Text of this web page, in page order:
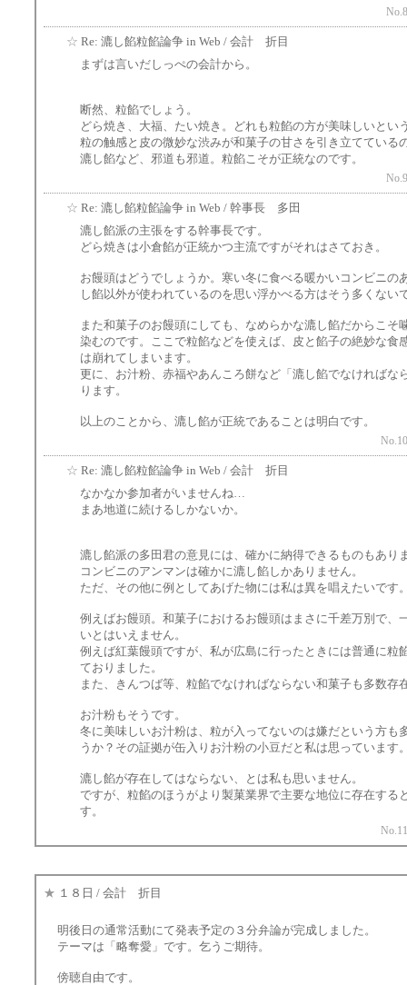
☆ Re: 漉し餡粒餡論争 in Web / 会計 折目
まずは言いだしっぺの会計から。
断然、粒餡でしょう。
どら焼き、大福、たい焼き。どれも粒餡の方が美味しいとい
粒の触感と皮の微妙な渋みが和菓子の甘さを引き立てている
漉し餡など、邪道も邪道。粒餡こそが正統なのです。
☆ Re: 漉し餡粒餡論争 in Web / 幹事長 多田
漉し餡派の主張をする幹事長です。
どら焼きは小倉餡が正統かつ主流ですがそれはさておき。
お饅頭はどうでしょうか。寒い冬に食べる暖かいコンビニの
し餡以外が使われているのを思い浮かべる方はそう多くない
また和菓子のお饅頭にしても、なめらかな漉し餡だからこそ
染むのです。ここで粒餡などを使えば、皮と餡子の絶妙な食
は崩れてしまいます。
更に、お汁粉、赤福やあんころ餅など「漉し餡でなければな
ります。
以上のことから、漉し餡が正統であることは明白です。
☆ Re: 漉し餡粒餡論争 in Web / 会計 折目
なかなか参加者がいませんね…
まあ地道に続けるしかないか。
漉し餡派の多田君の意見には、確かに納得できるものもあり
コンビニのアンマンは確かに漉し餡しかありません。
ただ、その他に例としてあげた物には私は異を唱えたいです
例えばお饅頭。和菓子におけるお饅頭はまさに千差万別で、
いとはいえません。
例えば紅葉饅頭ですが、私が広島に行ったときには普通に粒
ておりました。
また、きんつば等、粒餡でなければならない和菓子も多数存
お汁粉もそうです。
冬に美味しいお汁粉は、粒が入ってないのは嫌だという方も
うか？その証拠が缶入りお汁粉の小豆だと私は思っています
漉し餡が存在してはならない、とは私も思いません。
ですが、粒餡のほうがより製菓業界で主要な地位に存在する
す。
★ １８日 / 会計 折目
明後日の通常活動にて発表予定の３分弁論が完成しました。
テーマは「略奪愛」です。乞うご期待。
傍聴自由です。